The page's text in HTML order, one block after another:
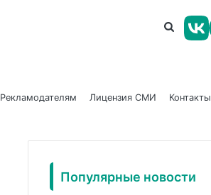
Рекламодателям Лицензия СМИ Контакты
Популярные новости